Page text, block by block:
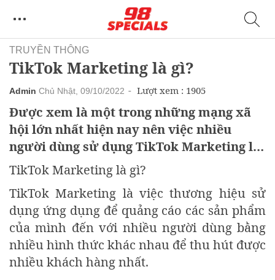
TRUYỀN THÔNG
TikTok Marketing là gì?
Admin Chủ Nhật, 09/10/2022 Lượt xem : 1905
Được xem là một trong những mạng xã
hội lớn nhất hiện nay nên việc nhiều
người dùng sử dụng TikTok Marketing là
một công cụ để quảng bá, truyền thông là
điều dễ hiểu. Vậy đâu là ưu điểm của
Marketing trên TikTok?
TikTok Marketing là gì?
TikTok Marketing là việc thương hiệu sử
dụng ứng dụng để quảng cáo các sản phẩm
của mình đến với nhiều người dùng bằng
nhiều hình thức khác nhau để thu hút được
nhiều khách hàng nhất.